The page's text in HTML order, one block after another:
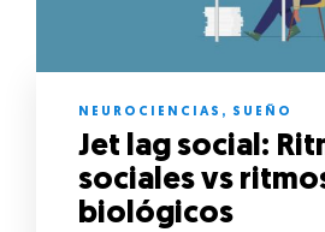
NEUROCIENCIAS , SUEÑO
Jet lag social:
sociales vs
biológicos